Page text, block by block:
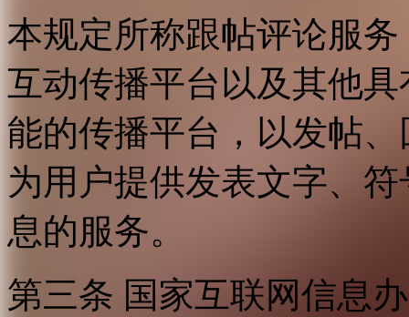
本规定所称跟帖评论服
互动传播平台以及其他
能的传播平台，以发帖
为用户提供发表文字、
息的服务。
第三条 国家互联网信息